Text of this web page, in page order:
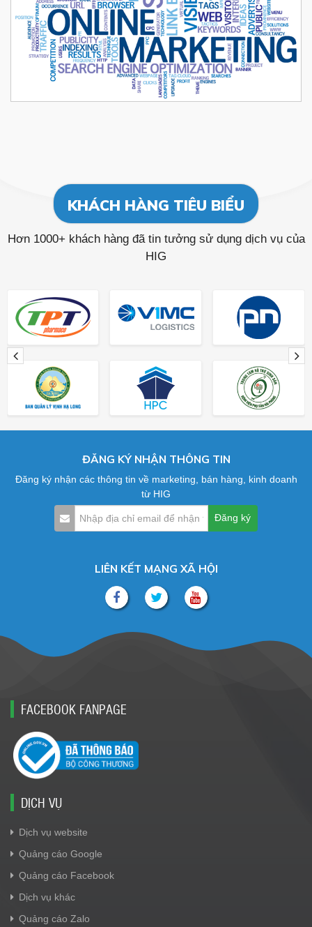
KHÁCH HÀNG TIÊU BIỂU
Hơn 1000+ khách hàng đã tin tưởng sử dụng dịch vụ của
HIG
ĐĂNG KÝ NHẬN THÔNG TIN
Đăng ký nhận các thông tin về marketing, bán hàng, kinh doanh
từ HIG
LIÊN KẾT MẠNG XÃ HỘI
FACEBOOK FANPAGE
DỊCH VỤ
Dịch vụ website
Quảng cáo Google
Quảng cáo Facebook
Dịch vụ khác
Quảng cáo Zalo